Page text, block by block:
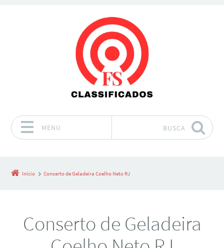
MENU BUSCA
Início Conserto de Geladeira Coelho Neto RJ
Conserto de Geladeira